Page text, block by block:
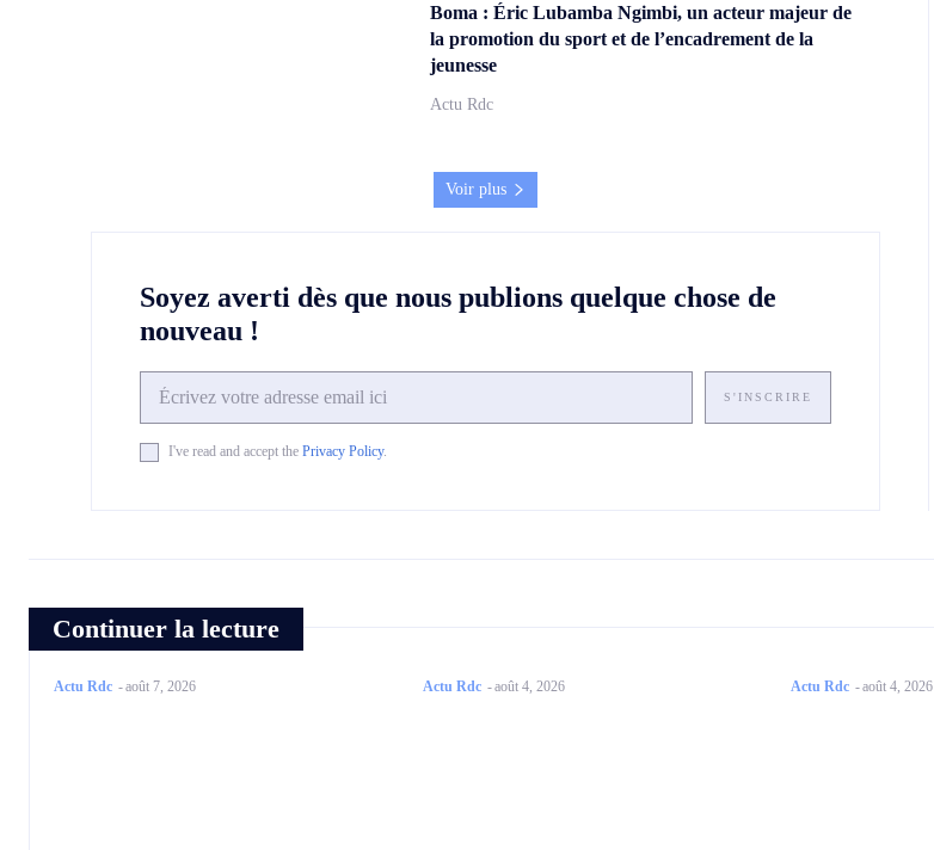
Boma : Éric Lubamba Ngimbi, un acteur majeur de
la promotion du sport et de l’encadrement de la
jeunesse
Actu Rdc
Voir plus
Soyez averti dès que nous publions quelque chose de
nouveau !
S'INSCRIRE
I've read and accept the Privacy Policy.
Continuer la lecture
Actu Rdc -août 7, 2026 Actu Rdc -août 4, 2026 Actu Rdc -août 4, 2026